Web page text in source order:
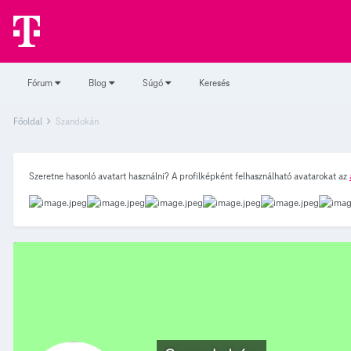
Fórum Blog Súgó Keresés
Főoldal Szandokán
Szeretne hasonló avatart használni? A profilképként felhasználható avatarokat az